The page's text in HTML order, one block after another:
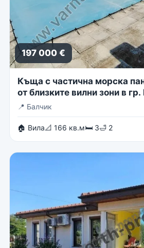
197 000 €
Къща с частична морска
от близките вилни зони в
📍 Балчик
🏠 Вила📐 166 кв.м🛏 3🛁 2